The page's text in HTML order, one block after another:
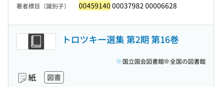
著者標目（識別子） 00459140 00037982 00006628
トロツキー選集 第2期 第16巻
紙 図書
国立国会図書館 全国の図書館